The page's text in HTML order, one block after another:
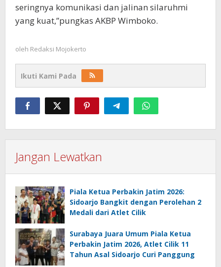
seringnya komunikasi dan jalinan silaruhmi
yang kuat,’’pungkas AKBP Wimboko.
oleh Redaksi Mojokerto
Ikuti Kami Pada
Jangan Lewatkan
Piala Ketua Perbakin Jatim 2026:
Sidoarjo Bangkit dengan Perolehan 2
Medali dari Atlet Cilik
Surabaya Juara Umum Piala Ketua
Perbakin Jatim 2026, Atlet Cilik 11
Tahun Asal Sidoarjo Curi Panggung